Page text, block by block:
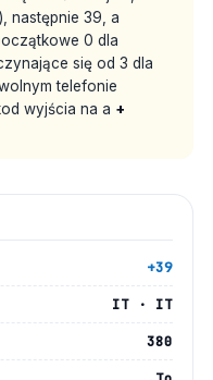
następnie 39, a
0 dla
się od 3 dla
telefonie
wyjścia na a +
+39
IT · IT
380